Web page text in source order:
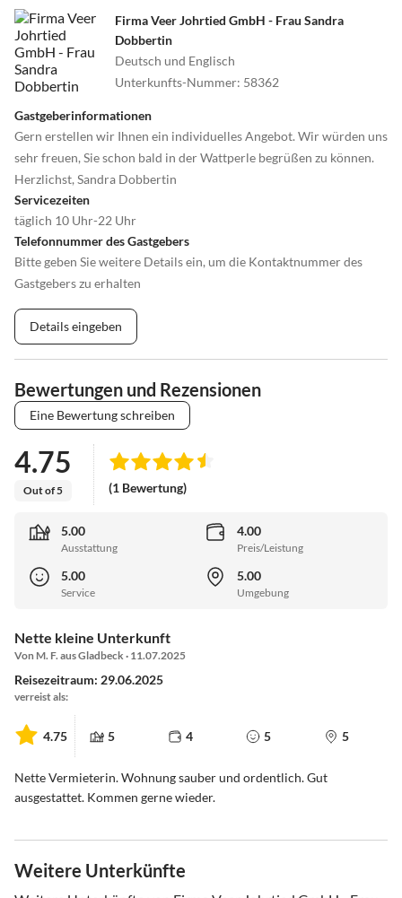
Firma Veer Johrtied GmbH - Frau Sandra
Dobbertin
Deutsch und Englisch
Unterkunfts-Nummer: 58362
Gastgeberinformationen
Gern erstellen wir Ihnen ein individuelles Angebot. Wir würden uns
sehr freuen, Sie schon bald in der Wattperle begrüßen zu können.
Herzlichst, Sandra Dobbertin
Servicezeiten
täglich 10 Uhr-22 Uhr
Telefonnummer des Gastgebers
Bitte geben Sie weitere Details ein, um die Kontaktnummer des
Gastgebers zu erhalten
Details eingeben
Bewertungen und Rezensionen
Eine Bewertung schreiben
4.75
Out of 5 (1 Bewertung)
5.00
Ausstattung
4.00
Preis/Leistung
5.00
Service
5.00
Umgebung
Nette kleine Unterkunft
Von M. F. aus Gladbeck · 11.07.2025
Reisezeitraum: 29.06.2025
verreist als:
4.75 5 4 5 5
Nette Vermieterin. Wohnung sauber und ordentlich. Gut
ausgestattet. Kommen gerne wieder.
Weitere Unterkünfte